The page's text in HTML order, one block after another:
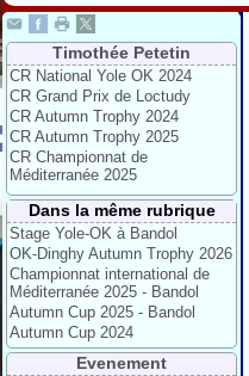
Timothée Petetin
CR National Yole OK 2024
CR Grand Prix de Loctudy
CR Autumn Trophy 2024
CR Autumn Trophy 2025
CR Championnat de
Méditerranée 2025
Dans la même rubrique
Stage Yole-OK à Bandol
OK-Dinghy Autumn Trophy 2026
Championnat international de
Méditerranée 2025 - Bandol
Autumn Cup 2025 - Bandol
Autumn Cup 2024
Evenement